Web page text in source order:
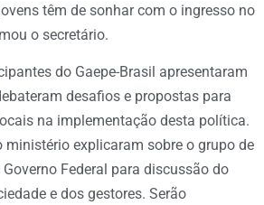
têm de sonhar com o ingresso no
o secretário.
do Gaepe-Brasil apresentaram
desafios e propostas para
na implementação desta política.
ministério explicaram sobre o grupo de
Federal para discussão do
e dos gestores. Serão